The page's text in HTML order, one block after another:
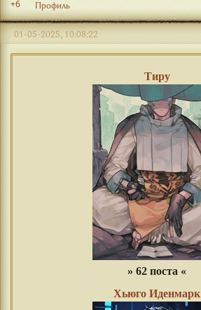
+6 Профиль
01-05-2025, 10:08:22
Тиру
» 62 поста «
Хьюго Иденмарк